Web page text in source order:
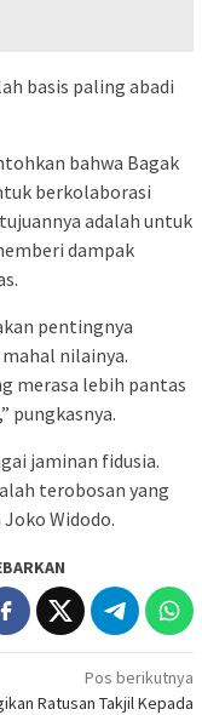
basis paling abadi
bahwa Bagak
berkolaborasi
adalah untuk
dampak
pentingnya
nilainya.
merasa lebih pantas
pungkasnya.
jaminan fidusia.
terobosan yang
Widodo.
Pos berikutnya
Ratusan Takjil Kepada